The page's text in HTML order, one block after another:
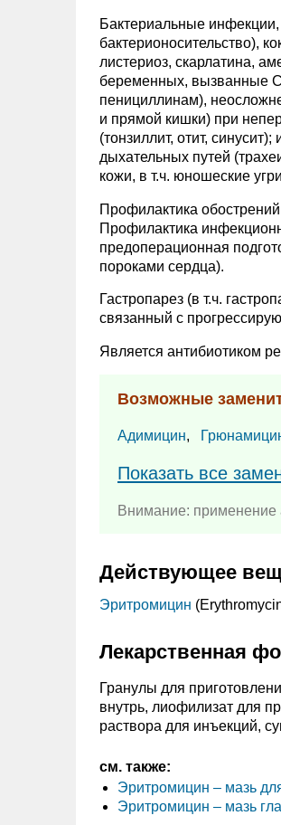
Бактериальные
бактерионосительство),
листериоз, скарлатина,
беременных, вызванные
пенициллинам),
и прямой кишки) при
(тонзиллит, отит,
дыхательных путей
кожи, в т.ч. юношеские
Профилактика
Профилактика
предоперационная
пороками сердца).
Гастропарез (в т.ч.
связанный с
Является антибиотиком
Возможные
Адимицин,
Показать все
Внимание: применение
Действующее
Эритромицин
Лекарственная
Гранулы для
внутрь, лиофилизат для
раствора для инъекций,
см. также:
Эритромицин – мазь
Эритромицин – мазь